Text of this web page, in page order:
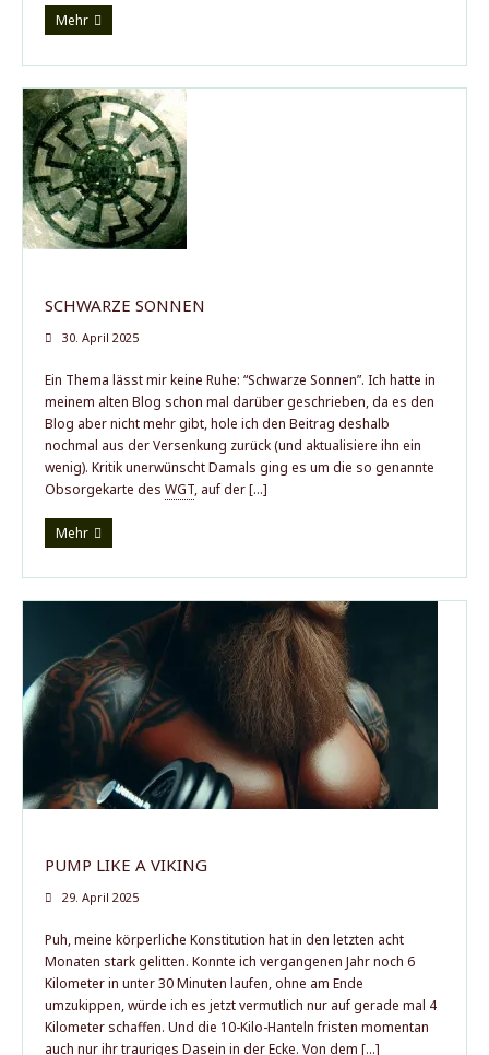
Mehr
SCHWARZE SONNEN
30. April 2025
Ein Thema lässt mir keine Ruhe: “Schwarze Sonnen”. Ich hatte in
meinem alten Blog schon mal darüber geschrieben, da es den
Blog aber nicht mehr gibt, hole ich den Beitrag deshalb
nochmal aus der Versenkung zurück (und aktualisiere ihn ein
wenig). Kritik unerwünscht Damals ging es um die so genannte
Obsorgekarte des WGT, auf der […]
Mehr
PUMP LIKE A VIKING
29. April 2025
Puh, meine körperliche Konstitution hat in den letzten acht
Monaten stark gelitten. Konnte ich vergangenen Jahr noch 6
Kilometer in unter 30 Minuten laufen, ohne am Ende
umzukippen, würde ich es jetzt vermutlich nur auf gerade mal 4
Kilometer schaffen. Und die 10-Kilo-Hanteln fristen momentan
auch nur ihr trauriges Dasein in der Ecke. Von dem […]